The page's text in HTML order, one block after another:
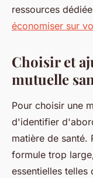
ressources
économiser sur
Choisir et
mutuelle
Pour choisir une
d'identifier
matière de santé.
formule trop
essentielles telles